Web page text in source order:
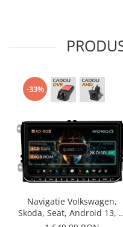
-33%
Navigatie Volkswagen,
Skoda, Seat, Android 13,
Quadcore / 4GB RAM +